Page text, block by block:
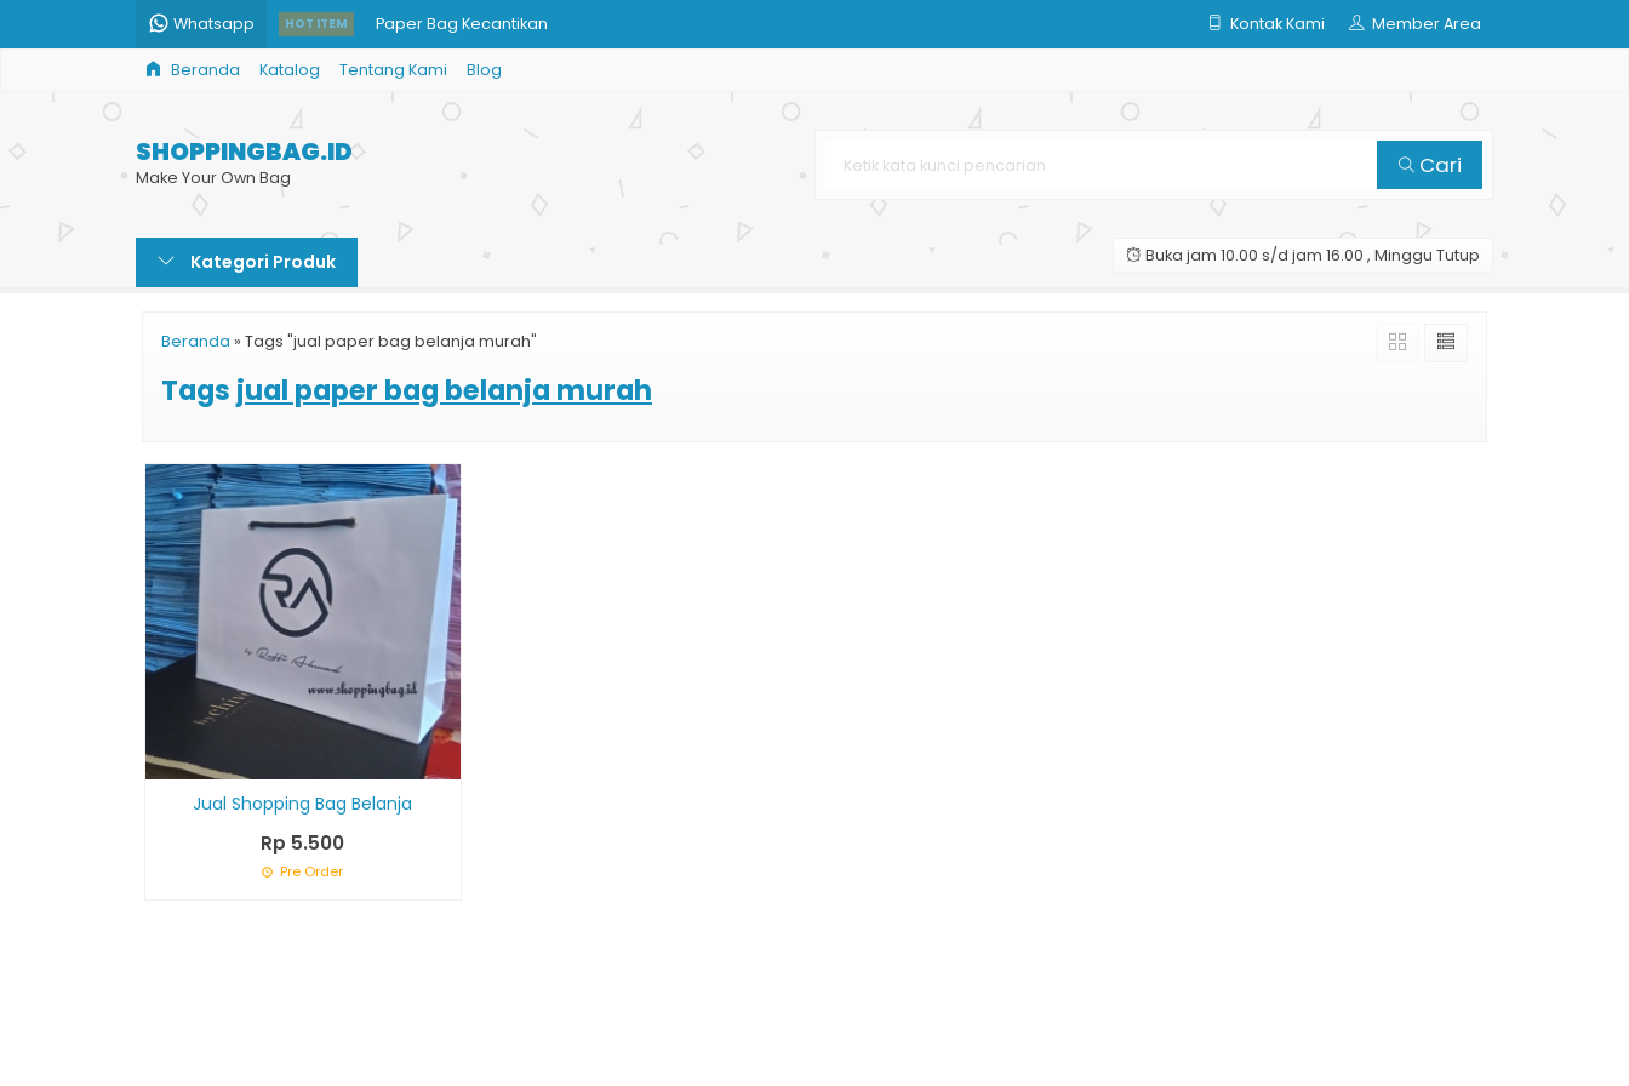
Whatsapp HOT ITEM Paper Bag Kecantikan
Paper Bag Hijab Syari
Jual Tas Shopping Bag Murah dan Lengkap
Tas Belanja Kain
Paper Bag Tinta Emas
Paper Bag Kecantikan
Kontak Kami Member Area
Beranda Katalog Tentang Kami Blog
SHOPPINGBAG.ID
Make Your Own Bag Cari
Kategori Produk Buka jam 10.00 s/d jam 16.00 , Minggu Tutup
Beranda » Tags "jual paper bag belanja murah"
Tags jual paper bag belanja murah
Jual Shopping Bag Belanja
Rp 5.500
Pre Order